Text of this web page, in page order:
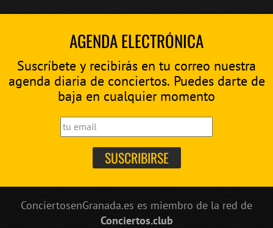
AGENDA ELECTRÓNICA
Suscríbete y recibirás en tu correo nuestra
agenda diaria de conciertos. Puedes darte de
baja en cualquier momento
ConciertosenGranada.es es miembro de la red de
Conciertos.club